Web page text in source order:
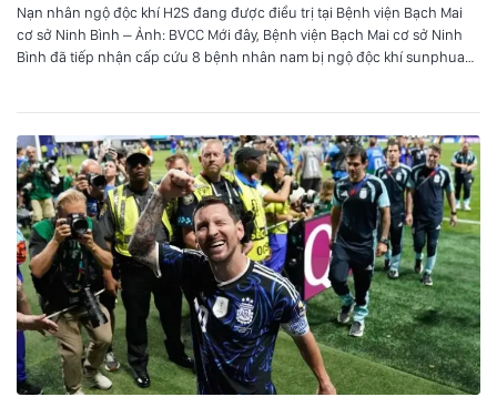
Nạn nhân ngộ độc khí H2S đang được điều trị tại Bệnh viện Bạch Mai
cơ sở Ninh Bình – Ảnh: BVCC Mới đây, Bệnh viện Bạch Mai cơ sở Ninh
Bình đã tiếp nhận cấp cứu 8 bệnh nhân nam bị ngộ độc khí sunphua